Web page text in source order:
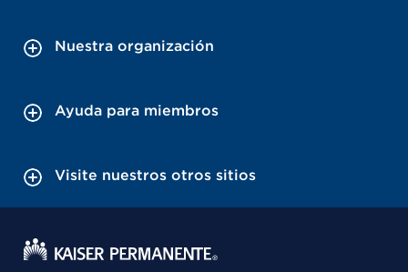
Nuestra organización
Ayuda para miembros
Visite nuestros otros sitios